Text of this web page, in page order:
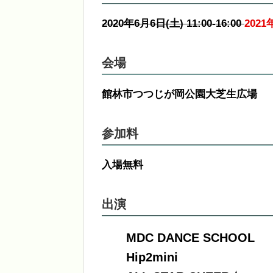
2020年6月6日(土) 11:00-16:002021
会場
館林市つつじが岡公園大芝生広場
参加料
入場無料
出演
MDC DANCE SCHOOL
Hip2mini